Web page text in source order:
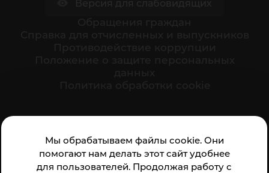
Мы обрабатываем файлы cookie. Они
помогают нам делать этот сайт удобнее
для пользователей. Продолжая работу с
организации: